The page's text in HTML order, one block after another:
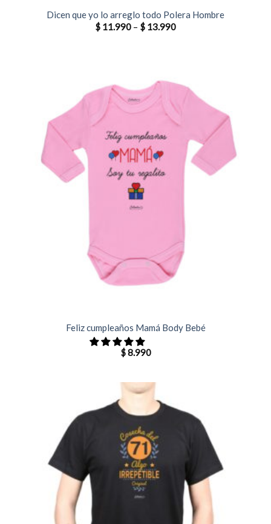
Dicen que yo lo arreglo todo Polera Hombre
$ 11.990 – $ 13.990
Feliz cumpleaños Mamá Body Bebé
$8.990